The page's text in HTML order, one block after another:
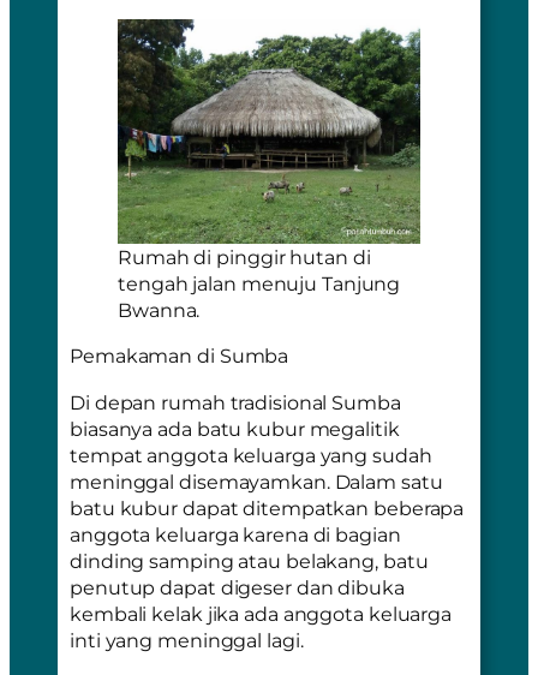
Rumah di pinggir hutan di
tengah jalan menuju Tanjung
Bwanna.
Pemakaman di Sumba
Di depan rumah tradisional Sumba
biasanya ada batu kubur megalitik
tempat anggota keluarga yang sudah
meninggal disemayamkan. Dalam satu
batu kubur dapat ditempatkan beberapa
anggota keluarga karena di bagian
dinding samping atau belakang, batu
penutup dapat digeser dan dibuka
kembali kelak jika ada anggota keluarga
inti yang meninggal lagi.